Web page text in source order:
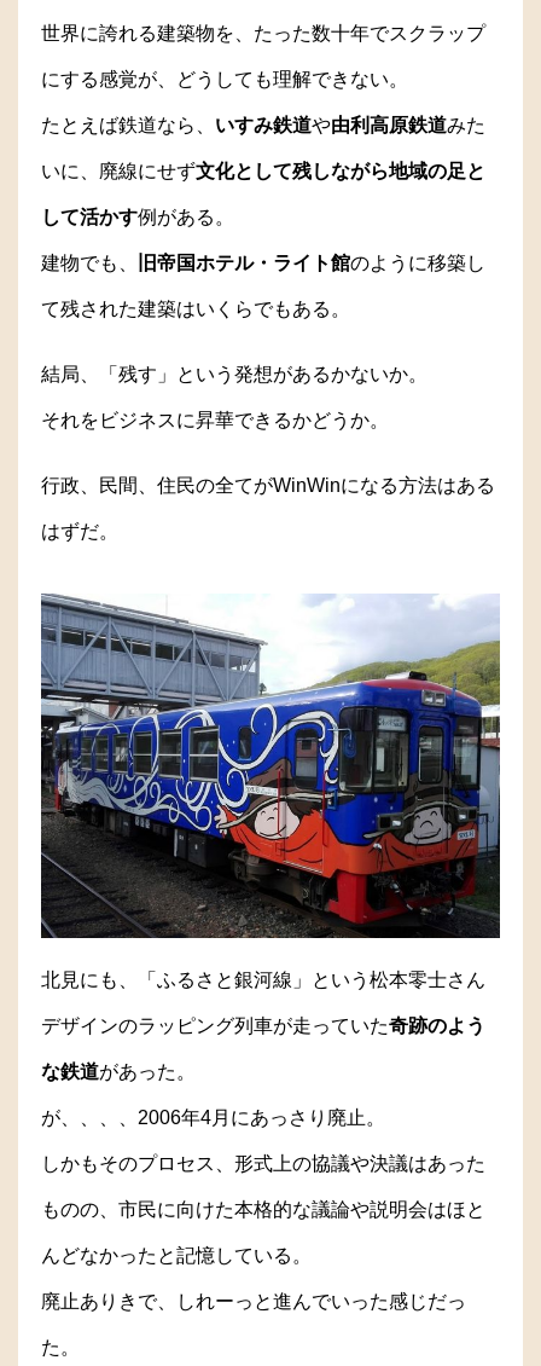
世界に誇れる建築物を、たった数十年でスクラップ
にする感覚が、どうしても理解できない。
たとえば鉄道なら、 いすみ鉄道や由利高原鉄道みた
いに、廃線にせず文化として残しながら地域の足と
して活かす例がある。
建物でも、 旧帝国ホテル・ライト館のように移築し
て残された建築はいくらでもある。
結局、「残す」という発想があるかないか。
それをビジネスに昇華できるかどうか。
行政、民間、住民の全てがWinWinになる方法はある
はずだ。
北見にも、「ふるさと銀河線」という松本零士さん
デザインのラッピング列車が走っていた奇跡のよう
な鉄道があった。
が、、、、2006年4月にあっさり廃止。
しかもそのプロセス、形式上の協議や決議はあった
ものの、市民に向けた本格的な議論や説明会はほと
んどなかったと記憶している。
廃止ありきで、しれーっと進んでいった感じだっ
た。